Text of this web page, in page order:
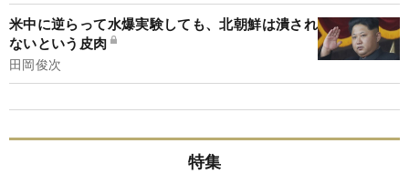
米中に逆らって水爆実験しても、北朝鮮は潰され
ないという皮肉
田岡俊次
特集